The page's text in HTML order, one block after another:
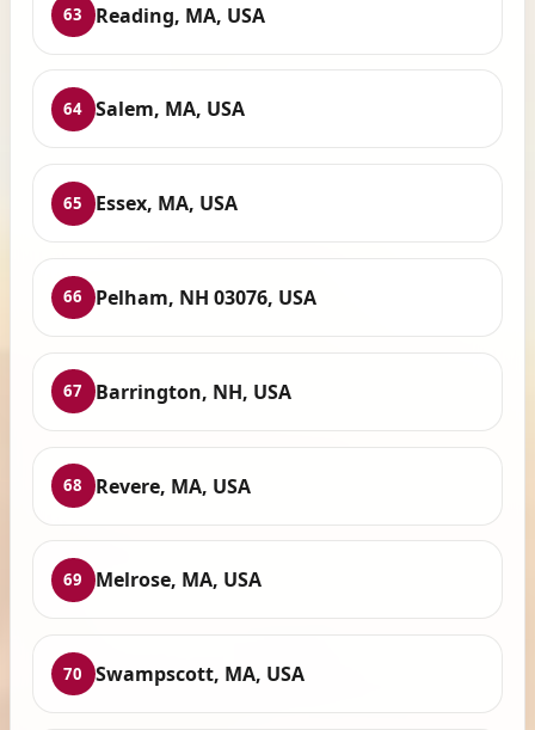
63 Reading, MA, USA
64 Salem, MA, USA
65 Essex, MA, USA
66 Pelham, NH 03076, USA
67 Barrington, NH, USA
68 Revere, MA, USA
69 Melrose, MA, USA
70 Swampscott, MA, USA